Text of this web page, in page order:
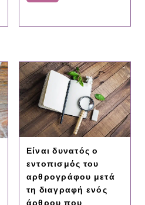
Είναι δυνατός ο
εντοπισμός του
αρθρογράφου μετά
τη διαγραφή ενός
άρθρου που